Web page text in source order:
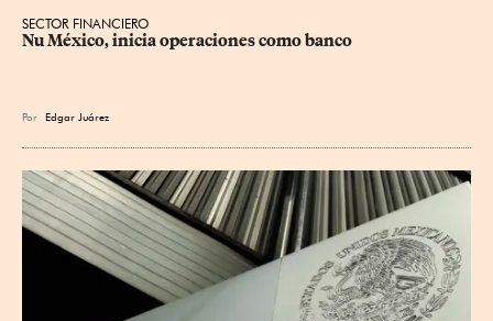
SECTOR FINANCIERO
Nu México, inicia operaciones como banco
Por Edgar Juárez